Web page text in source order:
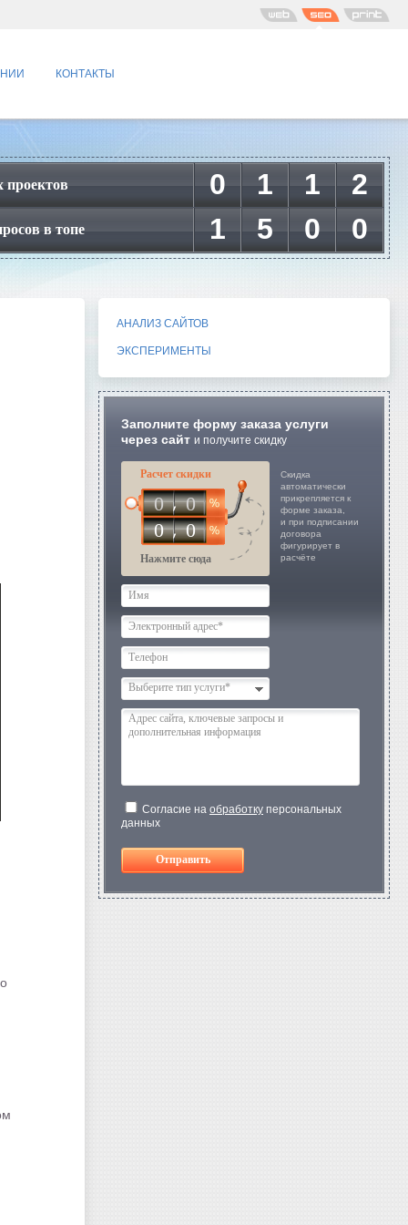
КОНТАКТЫ
проектов 0 1 1 2
в топе 1 5 0 0
АНАЛИЗ САЙТОВ
ЭКСПЕРИМЕНТЫ
Заполните форму заказа услуги
через сайт и получите скидку
Расчет скидки
0
0
0
0
Нажмите сюда
Выберите тип услуги*
Согласие на обработку персональных
данных
Отправить
Скидка
автоматически
прикрепляется к
форме заказа,
и при подписании
договора
фигурирует в
расчёте